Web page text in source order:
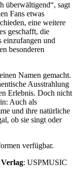
überwältigend“, sagt
Fans etwas
eine weitere
geschafft, die
einzufangen und
besonderen
Namen gemacht.
Ausstrahlung
Erlebnis. Doch nicht
Auch als
und ihre natürliche
ob sie singt oder
verfügbar.
Verlag: USPMUSIC